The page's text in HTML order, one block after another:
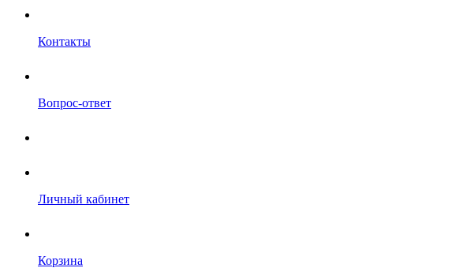
Контакты
Вопрос-ответ
Личный кабинет
Корзина